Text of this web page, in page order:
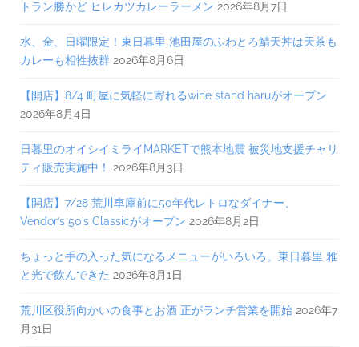
トラン勝かど ヒレカツカレーラーメン 2026年8月7日
水、金、日曜限定！東日暮里 池田屋のふわとろ鯖天丼は天茶も
カレーも相性抜群 2026年8月6日
【開店】8/4 町屋に気軽に寄れるwine stand haruがオープン
2026年8月4日
日暮里のオイシイミライMARKETで熊本地震 被災地支援チャリ
ティ販売実施中！
2026年8月3日
【開店】7/28 荒川車庫前に50年代レトロなダイナー、
Vendor’s 50’s Classicがオープン 2026年8月2日
ちょっと手の入った気になるメニューがいろいろ。東日暮里 雅
と光で飲んできた 2026年8月1日
荒川区役所向かいの食事とお酒 正がランチ営業を開始 2026年7
月31日